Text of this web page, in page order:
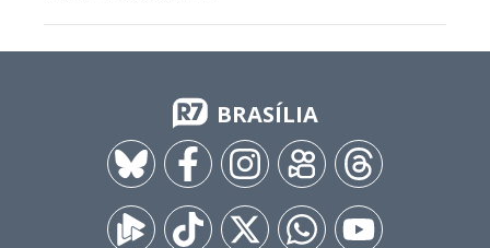
BRASÍLIA